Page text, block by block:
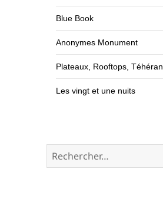
Blue Book
Anonymes Monument
Plateaux, Rooftops, Téhéran
Les vingt et une nuits
Rechercher :